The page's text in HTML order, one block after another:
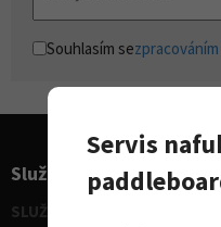
Souhlasím se
Služby pro sporty
SLUŽBY - vodní sporty
Servis